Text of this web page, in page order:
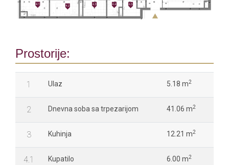
Prostorije:
1 Ulaz 5.18 m2
2 Dnevna soba sa trpezarijom 41.06 m2
3 Kuhinja 12.21 m2
4.1 Kupatilo 6.00 m2